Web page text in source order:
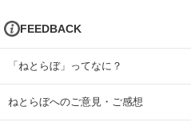
FEEDBACK
「ねとらぼ」ってなに？
ねとらぼへのご意見・ご感想